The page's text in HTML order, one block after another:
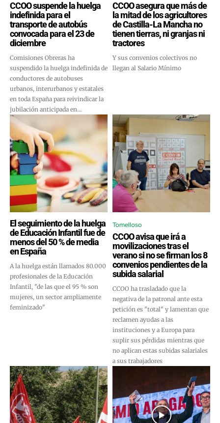
CCOO suspende la huelga
indefinida para el
transporte de autobús
convocada para el 23 de
diciembre
Comisiones Obreras ha
suspendido la huelga indefinida de
conductores de autobuses
urbanos, interurbanos y estatales
en toda España para reivindicar la
jubilación anticipada en...
CCOO asegura que más de
la mitad de los agricultores
de Castilla-La Mancha no
tienen tierras, ni granjas ni
tractores
Y sus convenios colectivos no
llegan al Salario Mínimo
El seguimiento de la huelga
de Educación Infantil fue de
menos del 50 % de media
en España
A la huelga están llamados 80.000
profesionales de la Educación
Infantil, "de las que el 95 % son
mujeres, un sector ampliamente
feminizado"
Tomelloso
CCOO avisa que irá a
movilizaciones tras el
verano si no se firman los 8
convenios pendientes de la
subida salarial
CCOO ha trasladado que la
negativa de la patronal ante esta
petición es "total" y lamentan que
reclamen ayudas a las
instituciones y a Europa para
suplir sus pérdidas mientras que
no aplican estas subidas salariales
a sus trabajadores